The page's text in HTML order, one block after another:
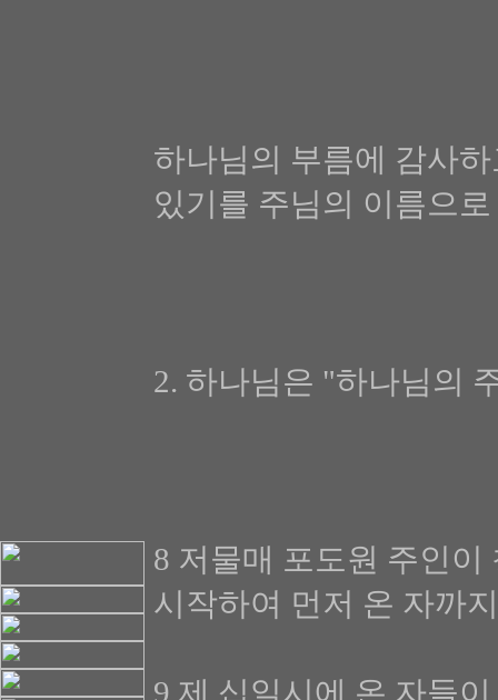
하나님의 부름에 감사
있기를 주님의 이름으
2. 하나님은 "하나님의
8 저물매 포도원 주인
시작하여 먼저 온 자까
9 제 십일시에 온 자들